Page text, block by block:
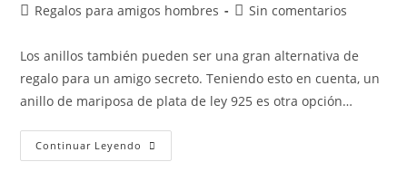
Regalos para amigos hombres
Sin comentarios
Los anillos también pueden ser una gran alternativa de
regalo para un amigo secreto. Teniendo esto en cuenta, un
anillo de mariposa de plata de ley 925 es otra opción…
Continuar Leyendo